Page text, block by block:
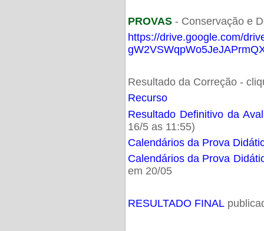
PROVAS- Conservação e
https://drive.google.com/
Resultado da Correção -
Recurso
Resultado Definitivo da
16/5 as 11:55)
Calendários da Prova
Calendários da Prova
em 20/05
RESULTADO FINAL